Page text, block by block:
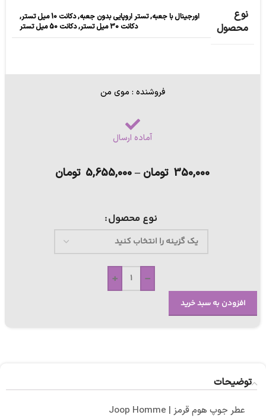
نوع
محصول
اورجینال با جعبه,تستر اروپایی بدون جعبه,دکانت 10 میل تستر
,
دکانت 30 میل تستر
,دکانت 50 میل تستر
فروشنده : موی من
آماده ارسال
350,000 تومان –
5,655,000 تومان
نوع محصول
-
+
افزودن به سبد خرید
توضیحات
عطر جوپ هوم قرمز | Joop Homme